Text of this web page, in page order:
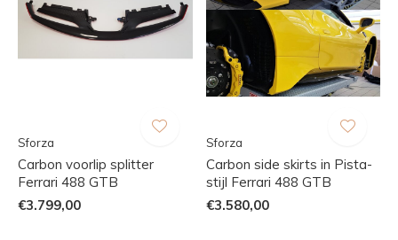
Sforza
Carbon voorlip splitter
Ferrari 488 GTB
€3.799,00
Sforza
Carbon side skirts in Pista-
stijl Ferrari 488 GTB
€3.580,00